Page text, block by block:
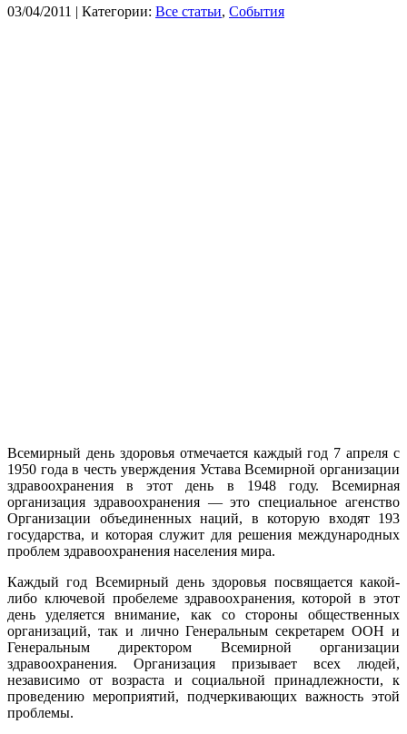
03/04/2011 | Категории: Все статьи, События
Всемирный день здоровья отмечается каждый год 7 апреля с
1950 года в честь уверждения Устава Всемирной организации
здравоохранения в этот день в 1948 году. Всемирная
организация здравоохранения — это специальное агенство
Организации объединенных наций, в которую входят 193
государства, и которая служит для решения международных
проблем здравоохранения населения мира.
Каждый год Всемирный день здоровья посвящается какой-
либо ключевой пробелеме здравоохранения, которой в этот
день уделяется внимание, как со стороны общественных
организаций, так и лично Генеральным секретарем ООН и
Генеральным директором Всемирной организации
здравоохранения. Организация призывает всех людей,
независимо от возраста и социальной принадлежности, к
проведению мероприятий, подчеркивающих важность этой
проблемы.